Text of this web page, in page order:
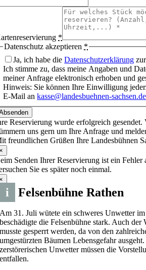
*
Datenschutz akzeptieren *
Ja, ich habe dieDatenschutzerklärung
Ich stimme zu, dass meine Angaben und
meiner Anfrage elektronisch erhoben und
Hinweis: Sie können Ihre Einwilligung
E-Mail ankasse@landesbuehnen-sachsen.de
Reservierung wurde erfolgreich
uns gern um Ihre Anfrage und
freundlichen Grüßen Ihre Landesbühnen
Senden Ihrer Reservierung ist ein Fehler
Sie es später noch einmal.
i Felsenbühne Rathen
Am 31. Juli wütete ein schweres Unwetter
beschädigte die Felsenbühne stark. Auch der
musste gesperrt werden, da von den
umgestürzten Bäumen Lebensgefahr
zerstörerischen Unwetter müssen die
entfallen.